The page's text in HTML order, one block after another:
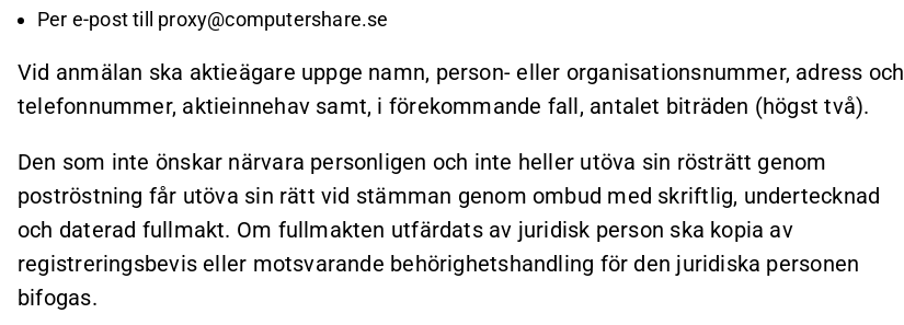
Per e-post till proxy@computershare.se
Vid anmälan ska aktieägare uppge namn, person- eller organisationsnummer, adress och
telefonnummer, aktieinnehav samt, i förekommande fall, antalet biträden (högst två).
Den som inte önskar närvara personligen och inte heller utöva sin rösträtt genom
poströstning får utöva sin rätt vid stämman genom ombud med skriftlig, undertecknad
och daterad fullmakt. Om fullmakten utfärdats av juridisk person ska kopia av
registreringsbevis eller motsvarande behörighetshandling för den juridiska personen
bifogas.